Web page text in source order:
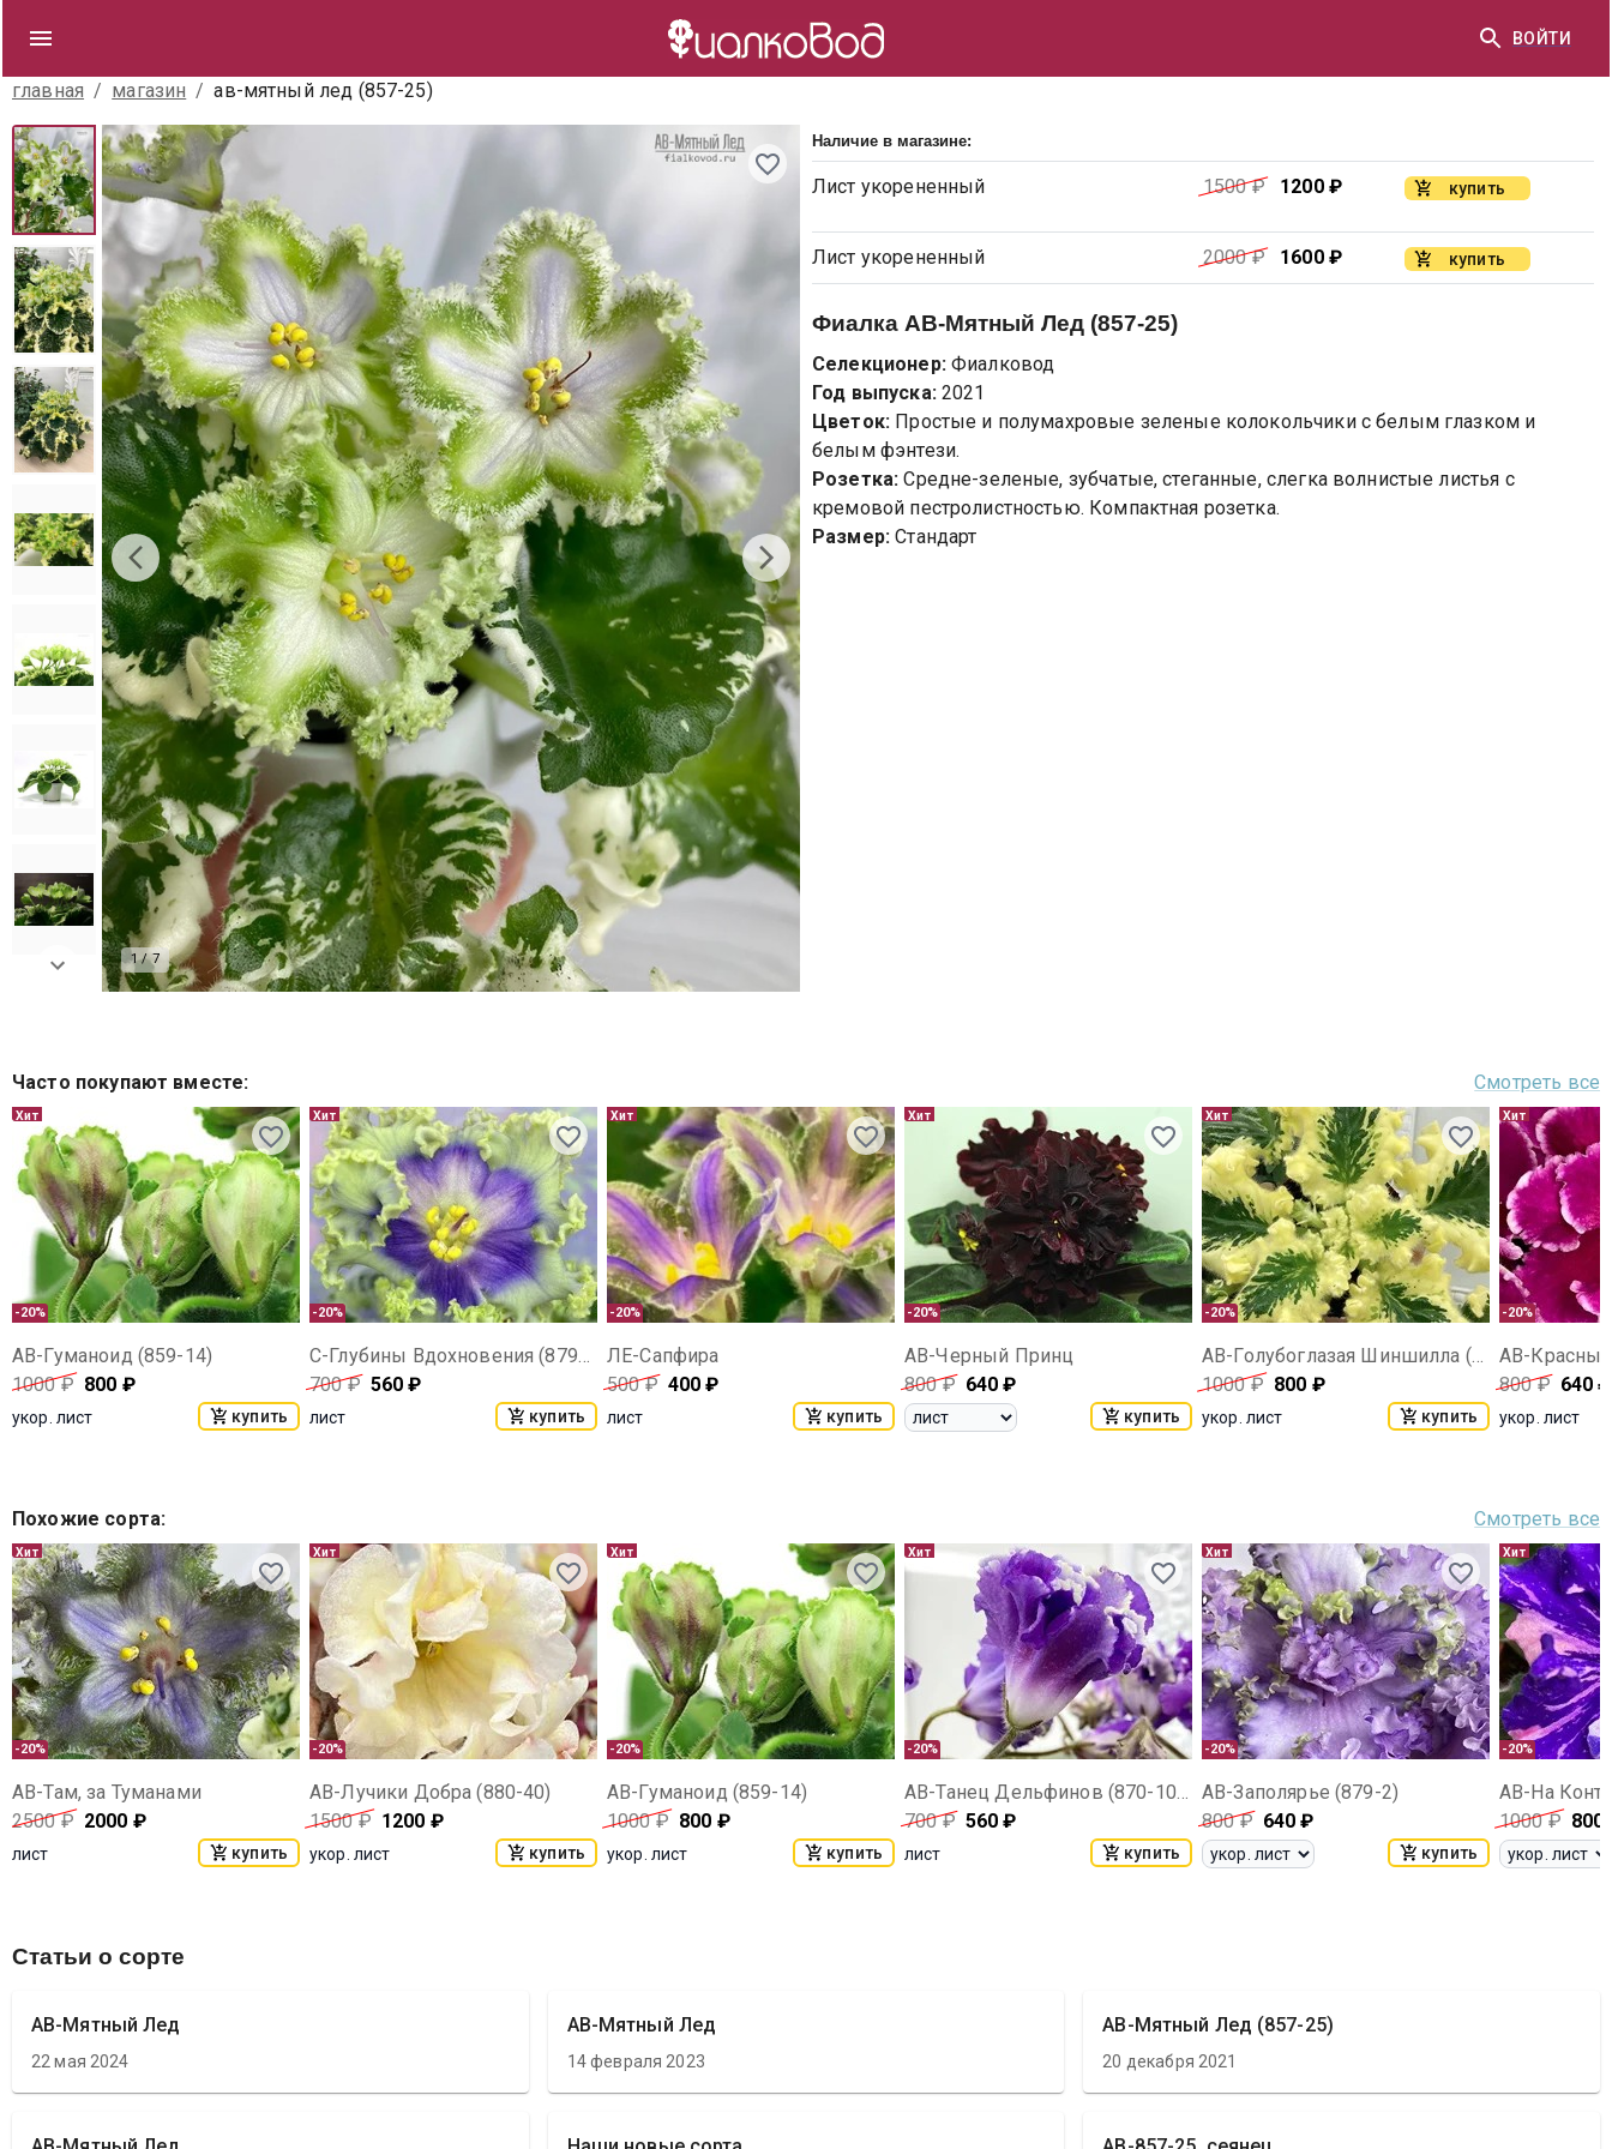
ВОЙТИ
главная / магазин / ав-мятный лед (857-25)
1/7
Наличие в магазине:
Лист укорененный 1500₽ 1200₽ купить
Лист укорененный 2000₽ 1600₽ купить
Фиалка АВ-Мятный Лед (857-25)
Селекционер: Фиалковод
Год выпуска: 2021
Цветок: Простые и полумахровые зеленые колокольчики с белым глазком и
белым фэнтези.
Розетка: Средне-зеленые, зубчатые, стеганные, слегка волнистые листья с
кремовой пестролистностью. Компактная розетка.
Размер: Стандарт
Часто покупают вместе: Смотреть все
-20%
Хит
АВ-Гуманоид (859-14)
1000₽ 800 ₽
укор. лист купить
-20%
Хит
С-Глубины Вдохновения (879-16)
700₽ 560 ₽
лист купить
-20%
Хит
ЛЕ-Сапфира
500₽ 400 ₽
лист купить
-20%
Хит
АВ-Черный Принц
800₽ 640 ₽
купить
-20%
Хит
АВ-Голубоглазая Шиншилла (857-43)
1000₽ 800 ₽
укор. лист купить
-20%
Хит
800₽ 640 ₽
укор. лист
Похожие сорта: Смотреть все
-20%
Хит
АВ-Там, за Туманами
2500₽ 2000 ₽
лист купить
-20%
Хит
АВ-Лучики Добра (880-40)
1500₽ 1200 ₽
укор. лист купить
-20%
Хит
АВ-Гуманоид (859-14)
1000₽ 800 ₽
укор. лист купить
-20%
Хит
АВ-Танец Дельфинов (870-104)
700₽ 560 ₽
лист купить
-20%
Хит
АВ-Заполярье (879-2)
800₽ 640 ₽
купить
-20%
Хит
АВ-На
1000₽ 800
Статьи о сорте
АВ-Мятный Лед
22 мая 2024
АВ-Мятный Лед
14 февраля 2023
АВ-Мятный Лед (857-25)
20 декабря 2021